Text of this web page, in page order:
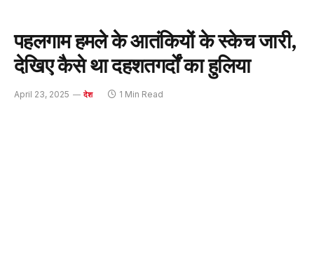
पहलगाम हमले के आतंकियों के स्केच जारी,
देखिए कैसे था दहशतगर्दों का हुलिया
April 23, 2025 देश 1 Min Read